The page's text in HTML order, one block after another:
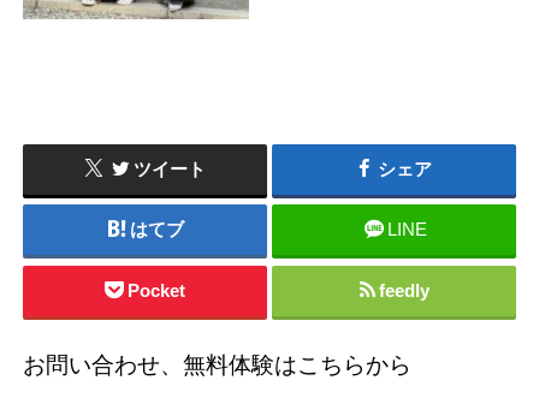
ツイート シェア
はてブ LINE
Pocket feedly
お問い合わせ、無料体験はこちらから